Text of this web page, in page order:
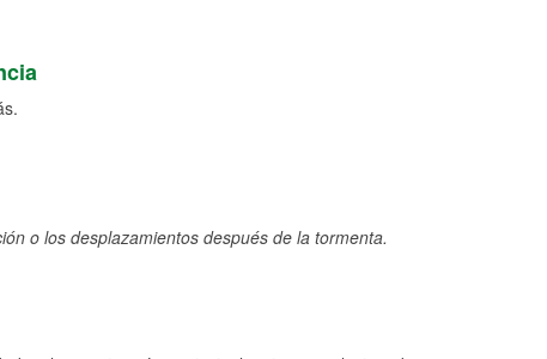
o los desplazamientos después de la tormenta.